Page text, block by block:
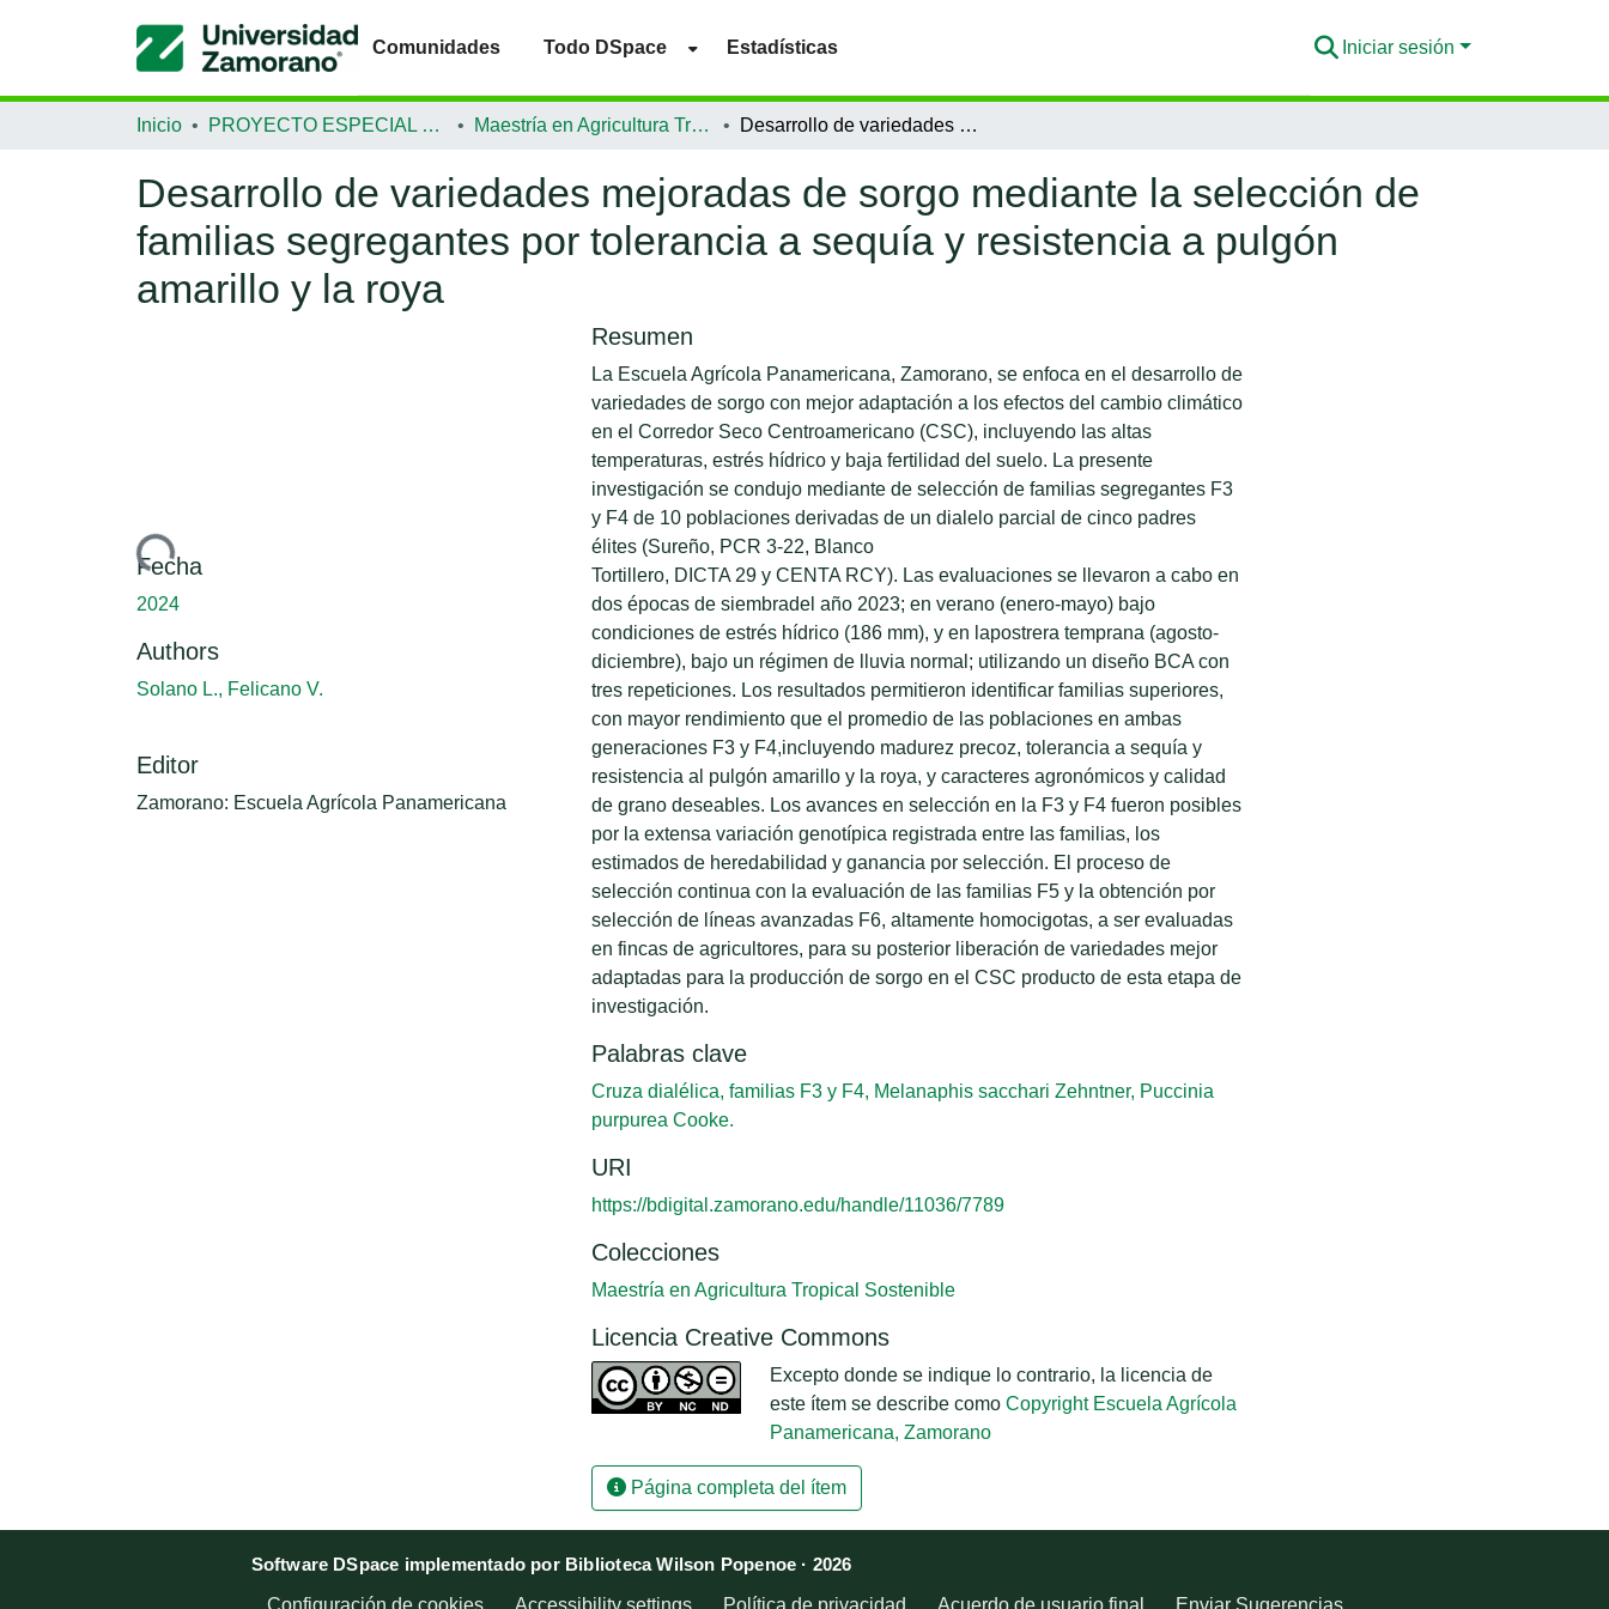
Comunidades Todo DSpace Estadísticas Iniciar sesión
Inicio PROYECTO ESPECIAL DE GRADUACIÓN Maestría en Agricultura Tropical Sostenible Desarrollo de variedades mejoradas de sorgo mediante la selección de familias segregantes por tolerancia a sequía y resistencia a pulgón amarillo y la roya
Desarrollo de variedades mejoradas de sorgo mediante la selección de
familias segregantes por tolerancia a sequía y resistencia a pulgón
amarillo y la roya
Cargando...
Fecha
2024
Authors
Solano L., Felicano V.
Editor
Zamorano: Escuela Agrícola Panamericana
Resumen
La Escuela Agrícola Panamericana, Zamorano, se enfoca en el desarrollo de
variedades de sorgo con mejor adaptación a los efectos del cambio climático
en el Corredor Seco Centroamericano (CSC), incluyendo las altas
temperaturas, estrés hídrico y baja fertilidad del suelo. La presente
investigación se condujo mediante de selección de familias segregantes F3
y F4 de 10 poblaciones derivadas de un dialelo parcial de cinco padres
élites (Sureño, PCR 3-22, Blanco
Tortillero, DICTA 29 y CENTA RCY). Las evaluaciones se llevaron a cabo en
dos épocas de siembradel año 2023; en verano (enero-mayo) bajo
condiciones de estrés hídrico (186 mm), y en lapostrera temprana (agosto-
diciembre), bajo un régimen de lluvia normal; utilizando un diseño BCA con
tres repeticiones. Los resultados permitieron identificar familias superiores,
con mayor rendimiento que el promedio de las poblaciones en ambas
generaciones F3 y F4,incluyendo madurez precoz, tolerancia a sequía y
resistencia al pulgón amarillo y la roya, y caracteres agronómicos y calidad
de grano deseables. Los avances en selección en la F3 y F4 fueron posibles
por la extensa variación genotípica registrada entre las familias, los
estimados de heredabilidad y ganancia por selección. El proceso de
selección continua con la evaluación de las familias F5 y la obtención por
selección de líneas avanzadas F6, altamente homocigotas, a ser evaluadas
en fincas de agricultores, para su posterior liberación de variedades mejor
adaptadas para la producción de sorgo en el CSC producto de esta etapa de
investigación.
Palabras clave
Cruza dialélica, familias F3 y F4, Melanaphis sacchari Zehntner, Puccinia
purpurea Cooke.
URI
https://bdigital.zamorano.edu/handle/11036/7789
Colecciones
Maestría en Agricultura Tropical Sostenible
Licencia Creative Commons
Excepto donde se indique lo contrario, la licencia de
este ítem se describe como Copyright Escuela Agrícola
Panamericana, Zamorano
Página completa del ítem
Software DSpace implementado por Biblioteca Wilson Popenoe · 2026
Configuración de cookies
Accessibility settings Política de privacidad Acuerdo de usuario final Enviar Sugerencias